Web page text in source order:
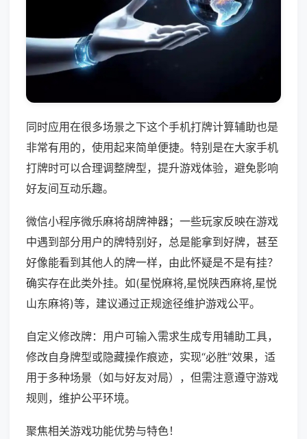
同时应用在很多场景之下这个手机打牌计算辅助也是
非常有用的，使用起来简单便捷。特别是在大家手机
打牌时可以合理调整牌型，提升游戏体验，避免影响
好友间互动乐趣。
微信小程序微乐麻将胡牌神器；一些玩家反映在游戏
中遇到部分用户的牌特别好，总是能拿到好牌，甚至
好像能看到其他人的牌一样，由此怀疑是不是有挂？
确实存在此类外挂。如(星悦麻将,星悦陕西麻将,星悦
山东麻将)等，建议通过正规途径维护游戏公平。
自定义修改牌：用户可输入需求生成专用辅助工具，
修改自身牌型或隐藏操作痕迹，实现“必胜”效果，适
用于多种场景（如与好友对局），但需注意遵守游戏
规则，维护公平环境。
聚焦相关游戏功能优势与特色！